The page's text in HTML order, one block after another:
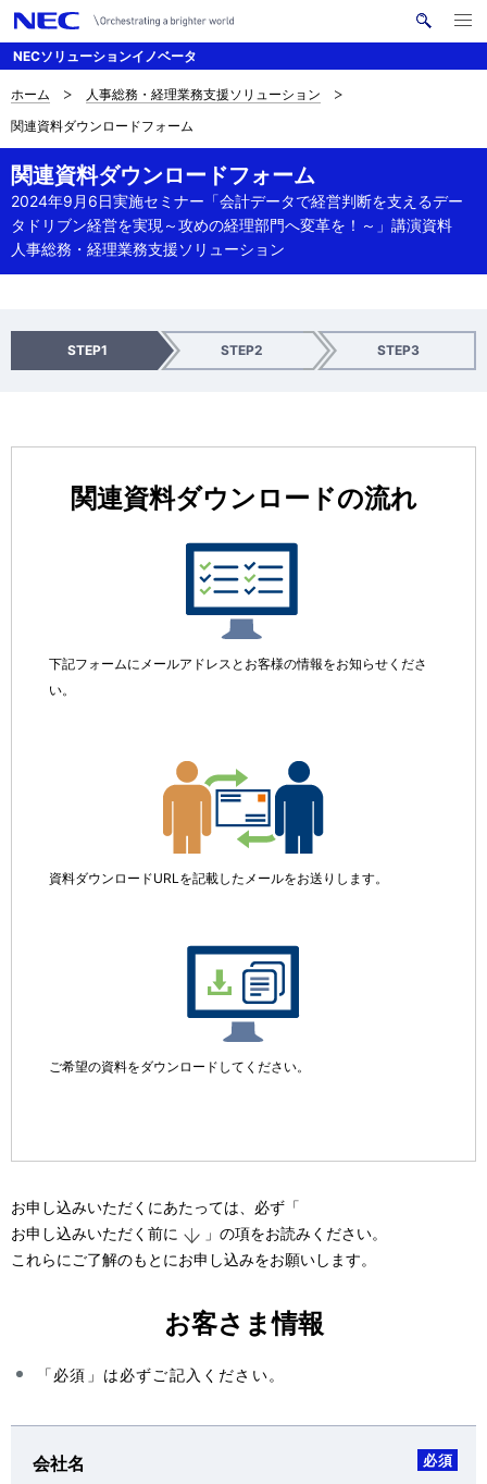
NECソリューションイノベータ
メ
ニ
ナ
ビ
ゲ
ー
シ
ョ
サ
イ
ト
内
の
ホーム
人事総務・経理業務支援ソリューション
関連資料ダウンロードフォーム
関連資料ダウンロードフォーム
2024年9月6日実施セミナー「会計データで経営判断を支えるデー
タドリブン経営を実現～攻めの経理部門へ変革を！～」講演資料
人事総務・経理業務支援ソリューション
STEP1
力
STEP2
認
STEP3送
信
関連資料ダウンロードの流れ
下記フォームにメールアドレスとお客様の情報をお知らせくださ
い。
資料ダウンロードURLを記載したメールをお送りします。
ご希望の資料をダウンロードしてください。
お申し込みいただくにあたっては、必ず「
お申し込みいただく前に
」の項をお読みください。
これらにご了解のもとにお申し込みをお願いします。
お客さま情報
「必須」は必ずご記入ください。
会社名 必須